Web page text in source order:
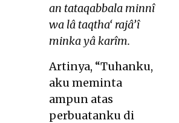
an tataqabbala minnî
wa lâ taqtha‘ rajâ’î
minka yâ karîm.
Artinya, “Tuhanku,
aku meminta
ampun atas
perbuatanku di